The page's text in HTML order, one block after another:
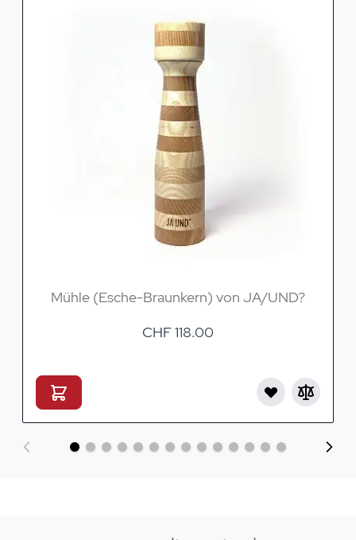
Mühle (Esche-Braunkern) von JA/UND?
CHF 118.00